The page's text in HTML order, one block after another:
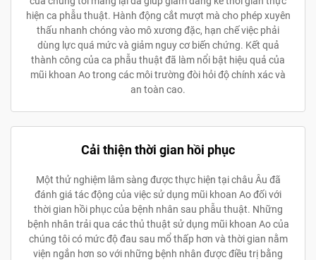
hiện ca phẫu thuật. Hành động cắt mượt mà cho phép xuyên
thấu nhanh chóng vào mô xương đặc, hạn chế việc phải
dùng lực quá mức và giảm nguy cơ biến chứng. Kết quả
thành công của ca phẫu thuật đã làm nổi bật hiệu quả của
mũi khoan Ao trong các môi trường đòi hỏi độ chính xác và
an toàn cao.
Cải thiện thời gian hồi phục
Một thử nghiệm lâm sàng được thực hiện tại châu Âu đã
đánh giá tác động của việc sử dụng mũi khoan Ao đối với
thời gian hồi phục của bệnh nhân sau phẫu thuật. Những
bệnh nhân trải qua các thủ thuật sử dụng mũi khoan Ao của
chúng tôi có mức độ đau sau mổ thấp hơn và thời gian nằm
viện ngắn hơn so với những bệnh nhân được điều trị bằng